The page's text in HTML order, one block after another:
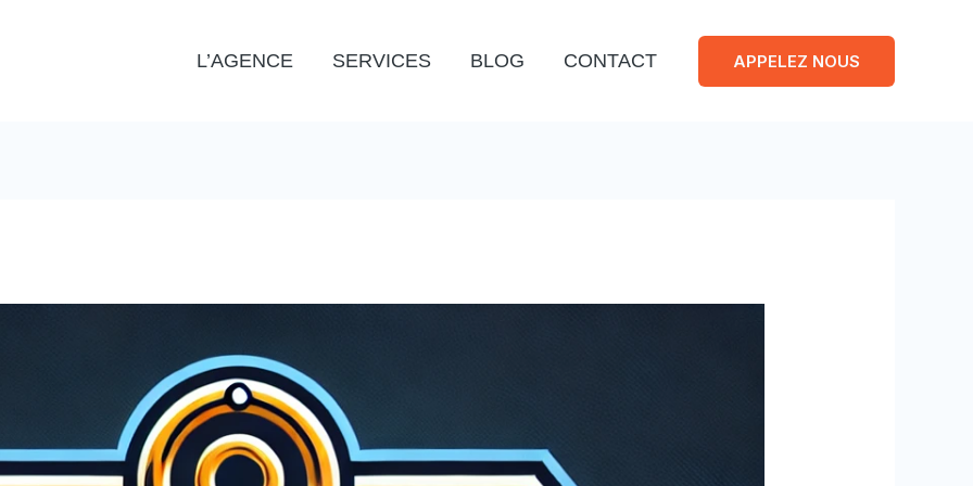
L’AGENCE SERVICES BLOG CONTACT APPELEZ NOUS